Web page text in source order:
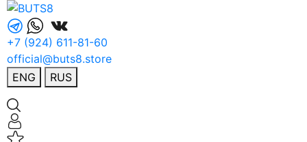
+7 (924) 611-81-60
official@buts8.store
ENG
RUS